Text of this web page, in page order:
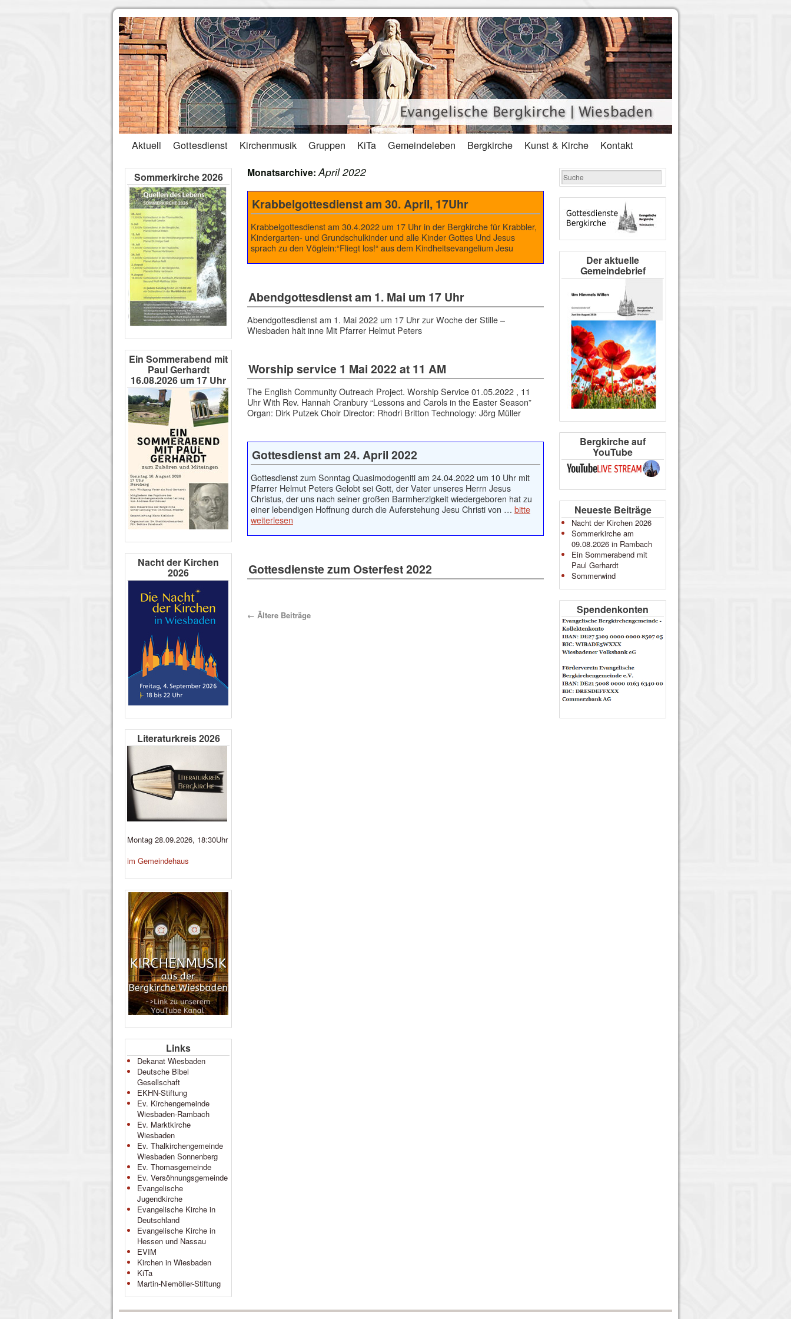
Aktuell Gottesdienst Kirchenmusik Gruppen KiTa Gemeindeleben Bergkirche Kunst & Kirche Kontakt
Monatsarchive:April 2022
Krabbelgottesdienst am 30. April, 17Uhr
Krabbelgottesdienst am 30.4.2022 um 17 Uhr in der Bergkirche für Krabbler,
Kindergarten- und Grundschulkinder und alle Kinder Gottes Und Jesus
sprach zu den Vöglein:“Fliegt los!“ aus dem Kindheitsevangelium Jesu
Abendgottesdienst am 1. Mai um 17 Uhr
Abendgottesdienst am 1. Mai 2022 um 17 Uhr zur Woche der Stille –
Wiesbaden hält inne Mit Pfarrer Helmut Peters
Worship service 1 Mai 2022 at 11 AM
The English Community Outreach Project. Worship Service 01.05.2022 , 11
Uhr With Rev. Hannah Cranbury “Lessons and Carols in the Easter Season”
Organ: Dirk Putzek Choir Director: Rhodri Britton Technology: Jörg Müller
Gottesdienst am 24. April 2022
Gottesdienst zum Sonntag Quasimodogeniti am 24.04.2022 um 10 Uhr mit
Pfarrer Helmut Peters Gelobt sei Gott, der Vater unseres Herrn Jesus
Christus, der uns nach seiner großen Barmherzigkeit wiedergeboren hat zu
einer lebendigen Hoffnung durch die Auferstehung Jesu Christi von … bitte
weiterlesen
Gottesdienste zum Osterfest 2022
← Ältere Beiträge
Sommerkirche 2026
Ein Sommerabend mit
Paul Gerhardt
16.08.2026 um 17 Uhr
Nacht der Kirchen
2026
Literaturkreis 2026
Montag 28.09.2026, 18:30Uhr
im Gemeindehaus
Links
Dekanat Wiesbaden
Deutsche Bibel
Gesellschaft
EKHN-Stiftung
Ev. Kirchengemeinde
Wiesbaden-Rambach
Ev. Marktkirche
Wiesbaden
Ev. Thalkirchengemeinde
Wiesbaden Sonnenberg
Ev. Thomasgemeinde
Ev. Versöhnungsgemeinde
Evangelische
Jugendkirche
Evangelische Kirche in
Deutschland
Evangelische Kirche in
Hessen und Nassau
EVIM
Kirchen in Wiesbaden
KiTa
Martin-Niemöller-Stiftung
Der aktuelle
Gemeindebrief
Bergkirche auf
YouTube
Neueste Beiträge
Nacht der Kirchen 2026
Sommerkirche am
09.08.2026 in Rambach
Ein Sommerabend mit
Paul Gerhardt
Sommerwind
Spendenkonten